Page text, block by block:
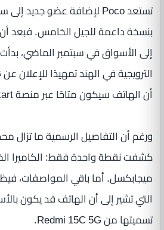
إلى الأسواق في سبتمبر الماضي،
أن الهاتف سيكون متاحًا عبر منصة Flipkart عند طرحه.
ورغم أن التفاصيل الرسمية ما تزال
ميجابكسل. أما باقي المواصفات،
التي تشير إلى أن الهاتف قد يكون
تسميتها من Redmi 15C 5G.